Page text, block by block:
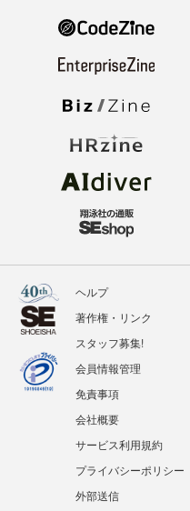
ヘルプ
著作権・リンク
スタッフ募集!
会員情報管理
免責事項
会社概要
サービス利用規約
プライバシーポリシー
外部送信